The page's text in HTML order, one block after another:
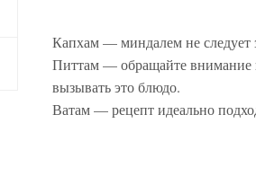
Капхам — миндалем не следует
Питтам — обращайте внимание
вызывать это блюдо.
Ватам — рецепт идеально